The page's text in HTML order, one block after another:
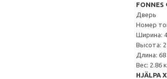
Дверь
Номер
Ширина:
Высота: 2
Длина: 68
Вес: 2.86
HJÄLPA